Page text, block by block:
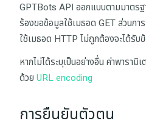
GPTBots API ออกแบบตามมาตรฐ
ร้องขอข้อมูลใช้เมธอด GET ส่วนกา
ใช้เมธอด HTTP ไม่ถูกต้องจะได้รับ
หากไม่ได้ระบุเป็นอย่างอื่น ค่าพารามิ
ด้วย URL encoding
การยืนยันตัวตน